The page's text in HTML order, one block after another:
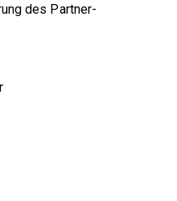
des Partner-